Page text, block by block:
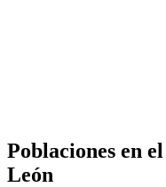
Poblaciones en
León